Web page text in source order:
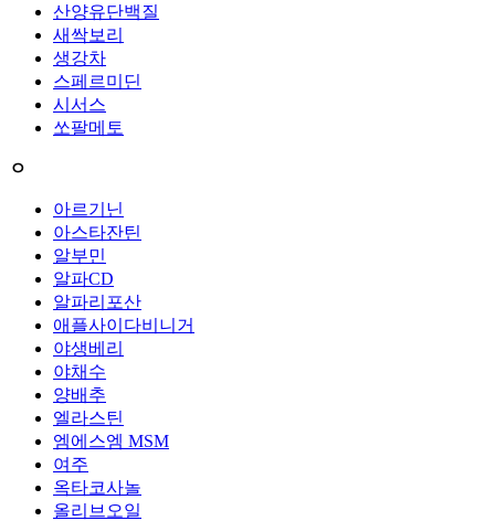
산양유단백질
새싹보리
생강차
스페르미딘
시서스
쏘팔메토
ㅇ
아르기닌
아스타잔틴
알부민
알파CD
알파리포산
애플사이다비니거
야생베리
야채수
양배추
엘라스틴
엠에스엠 MSM
여주
옥타코사놀
올리브오일